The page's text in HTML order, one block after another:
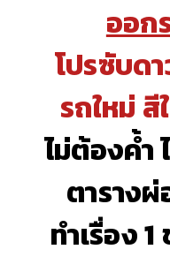
ออก
โปรซับด
รถใหม่
ไม่ต้องค้ำ
ตาราง
ทำเรื่อง